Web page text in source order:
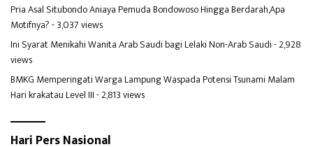
Pria Asal Situbondo Aniaya Pemuda Bondowoso Hingga Berdarah,Apa
Motifnya?- 3,037 views
Ini Syarat Menikahi Wanita Arab Saudi bagi Lelaki Non-Arab Saudi- 2,928
views
BMKG Memperingati Warga Lampung Waspada Potensi Tsunami Malam
Hari krakatau Level III- 2,813 views
Hari Pers Nasional